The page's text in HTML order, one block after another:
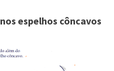
espelhos côncavos